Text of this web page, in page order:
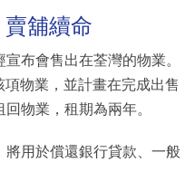
舖續命
布會售出在荃灣的物業。
物業，並計畫在完成出售
物業，租期為兩年。
用於償還銀行貸款、一般